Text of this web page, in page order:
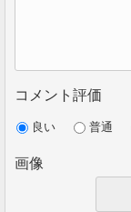
コメント評価
良い 普通
画像